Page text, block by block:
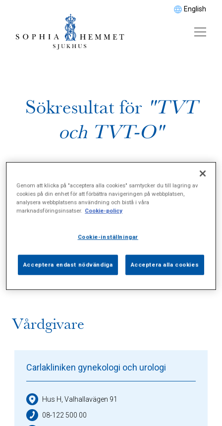
English
Sökresultat för "TVT
och TVT-O"
Sidor (0) Press (0) Sophianytt (0)
Vårdgivare
Carlakliniken gynekologi och urologi
Hus H, Valhallavägen 91
08-122 500 00
Genom att klicka på "acceptera alla cookies" samtycker du till lagring av
cookies på din enhet för att förbättra navigeringen på webbplatsen,
analysera webbplatsens användning och bistå i våra
marknadsföringsinsatser. Cookie-policy
Cookie-inställningar
Acceptera endast nödvändiga Acceptera alla cookies